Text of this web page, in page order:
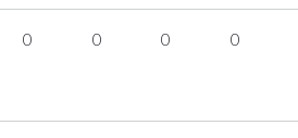
0 0 0 0